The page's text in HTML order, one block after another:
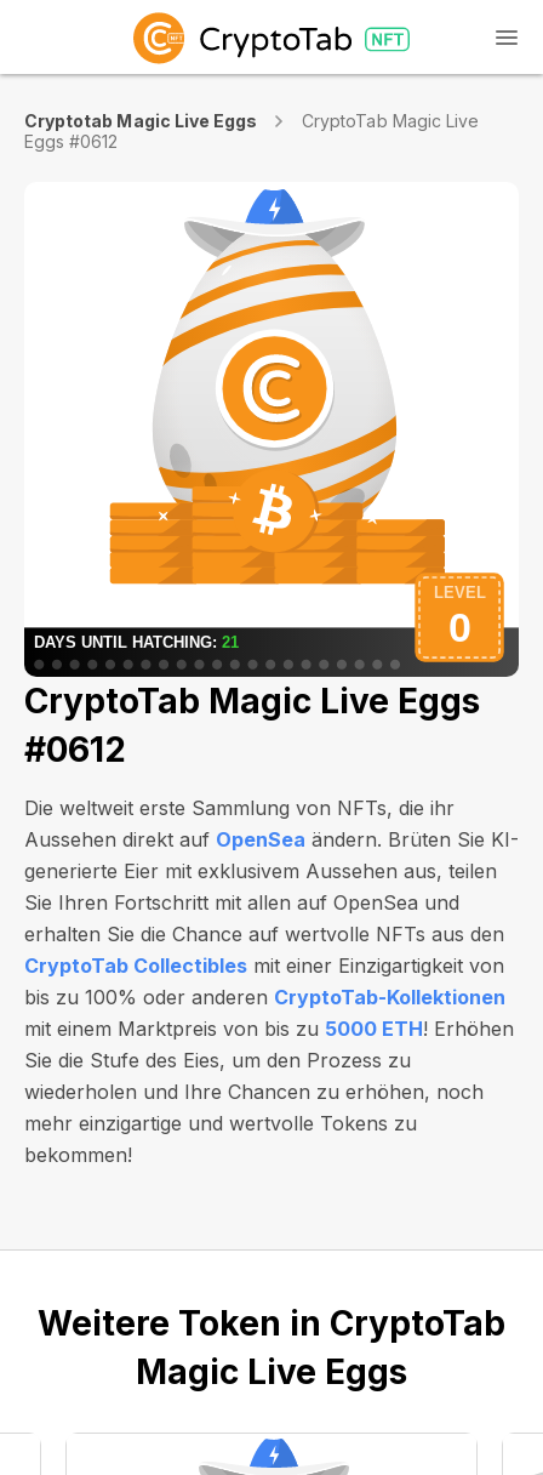
Cryptotab Magic Live Eggs
CryptoTab Magic Live
Eggs #0612
CryptoTab Magic Live Eggs
#0612
Die weltweit erste Sammlung von NFTs, die ihr
Aussehen direkt auf OpenSea ändern. Brüten Sie KI-
generierte Eier mit exklusivem Aussehen aus, teilen
Sie Ihren Fortschritt mit allen auf OpenSea und
erhalten Sie die Chance auf wertvolle NFTs aus den
CryptoTab Collectibles mit einer Einzigartigkeit von
bis zu 100% oder anderen CryptoTab-Kollektionen
mit einem Marktpreis von bis zu 5000 ETH! Erhöhen
Sie die Stufe des Eies, um den Prozess zu
wiederholen und Ihre Chancen zu erhöhen, noch
mehr einzigartige und wertvolle Tokens zu
bekommen!
Weitere Token in CryptoTab
Magic Live Eggs